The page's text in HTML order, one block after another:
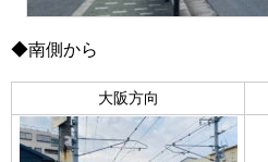
◆南側から
大阪方向